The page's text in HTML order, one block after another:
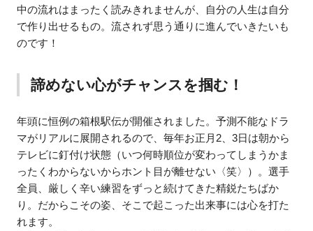
中の流れはまったく読みきれませんが、自分の人生は自分
で作り出せるもの。流されず思う通りに進んでいきたいも
のです！
諦めない心がチャンスを掴む！
年頭に恒例の箱根駅伝が開催されました。予測不能なドラ
マがリアルに展開されるので、毎年お正月2、3日は朝から
テレビに釘付け状態（いつ何時順位が変わってしまうかま
ったくわからないからホント目が離せない〈笑〉）。選手
全員、厳しく辛い練習をずっと続けてきた精鋭たちばか
り。だからこその姿、そこで起こった出来事には心を打た
れます。